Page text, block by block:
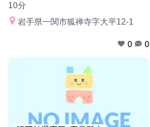
10分
岩手県一関市狐禅寺字大平12-1
0 0